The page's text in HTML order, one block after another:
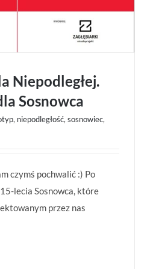
Niepodległej.
Sosnowca
, niepodległość, sosnowiec,
czymś pochwalić :) Po
lecia Sosnowca, które
przez nas